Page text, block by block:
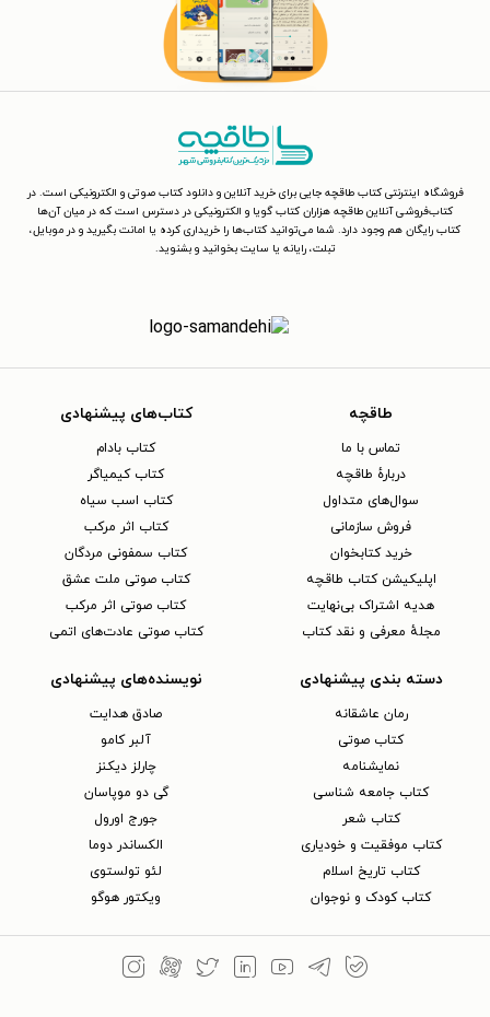
فروشگاه اینترنتی کتاب طاقچه جایی برای خرید آنلاین و دانلود کتاب صوتی و الکترونیکی است. در
کتاب‌فروشی آنلاین طاقچه هزاران کتاب گویا و الکترونیکی در دسترس است که در میان آن‌ها
کتاب رایگان هم وجود دارد. شما می‌توانید کتاب‌ها را خریداری کرده یا امانت بگیرید و در موبایل،
تبلت، رایانه یا سایت بخوانید و بشنوید.
طاقچه
تماس با ما
دربارهٔ طاقچه
سوال‌های متداول
فروش سازمانی
خرید کتابخوان
اپلیکیشن کتاب طاقچه
هدیه اشتراک بی‌نهایت
مجلهٔ معرفی و نقد کتاب
کتاب‌های پیشنهادی
کتاب بادام
کتاب کیمیاگر
کتاب اسب سیاه
کتاب اثر مرکب
کتاب سمفونی مردگان
کتاب صوتی ملت عشق
کتاب صوتی اثر مرکب
کتاب صوتی عادت‌های اتمی
دسته بندی پیشنهادی
رمان عاشقانه
کتاب‌ صوتی
نمایشنامه
کتاب جامعه شناسی
کتاب شعر
کتاب موفقیت و خودیاری
کتاب تاریخ اسلام
کتاب کودک و نوجوان
نویسنده‌های پیشنهادی
صادق هدایت
آلبر کامو
چارلز دیکنز
گی دو موپاسان
جورج اورول
الکساندر دوما
لئو تولستوی
ویکتور هوگو